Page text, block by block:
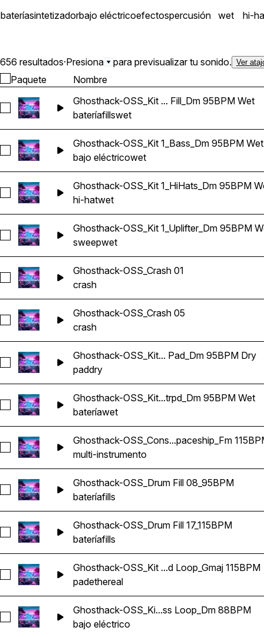
bateríasintetizadorbajo eléctricoefectospercusión wet hi-
656 resultados·Presiona para previsualizar tu sonido. Ver
Paquete Nombre
Seleccionar Ghosthack-OSS_Kit 1_Drum Fill_Dm 95BPM Wet
Ghosthack-OSS_Kit ... Fill_Dm 95BPM Wet
bateríafillswet
Seleccionar Ghosthack-OSS_Kit 1_Bass_Dm 95BPM Wet
Ghosthack-OSS_Kit 1_Bass_Dm 95BPM Wet
bajo eléctricowet
Seleccionar Ghosthack-OSS_Kit 1_HiHats_Dm 95BPM Wet
Ghosthack-OSS_Kit 1_HiHats_Dm 95BPM
hi-hatwet
Seleccionar Ghosthack-OSS_Kit 1_Uplifter_Dm 95BPM Wet
Ghosthack-OSS_Kit 1_Uplifter_Dm 95BPM
sweepwet
Seleccionar Ghosthack-OSS_Crash 01
Ghosthack-OSS_Crash 01
crash
Seleccionar Ghosthack-OSS_Crash 05
Ghosthack-OSS_Crash 05
crash
Seleccionar Ghosthack-OSS_Kit 1_Reese Pad_Dm 95BPM
Ghosthack-OSS_Kit... Pad_Dm 95BPM Dry
paddry
Seleccionar Ghosthack-OSS_Kit 1_Drum Loop Strpd_Dm
Ghosthack-OSS_Kit...trpd_Dm 95BPM Wet
bateríawet
Seleccionar Ghosthack-OSS_Construction Kit
Ghosthack-OSS_Cons...paceship_Fm
multi-instrumento
Seleccionar Ghosthack-OSS_Drum Fill 08_95BPM
Ghosthack-OSS_Drum Fill 08_95BPM
bateríafills
Seleccionar Ghosthack-OSS_Drum Fill 17_115BPM
Ghosthack-OSS_Drum Fill 17_115BPM
bateríafills
Seleccionar Ghosthack-OSS_Kit City Lights_Pad Loop_Gmaj
Ghosthack-OSS_Kit ...d Loop_Gmaj 115BPM
padethereal
Seleccionar Ghosthack-OSS_Kit Showdown_Bass Loop_Dm
Ghosthack-OSS_Ki...ss Loop_Dm 88BPM
bajo eléctrico